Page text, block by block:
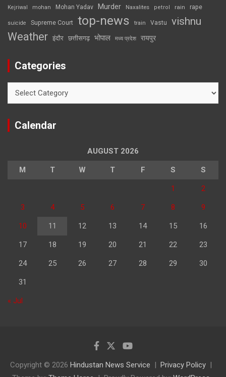
Kejriwal mohan Mohan Yadav Murder Naxalites petrol rain rape
suicide Supreme Court top-news train Vastu vishnu
Weather इंदौर छत्तीसगढ़ भोपाल मध्य प्रदेश रायपुर
Categories
Calendar
AUGUST 2026
M T W T F S S
1 2
3 4 5 6 7 8 9
10 11 12 13 14 15 16
17 18 19 20 21 22 23
24 25 26 27 28 29 30
31
« Jul
Copyright © 2026 Hindustan News Service
Privacy Policy